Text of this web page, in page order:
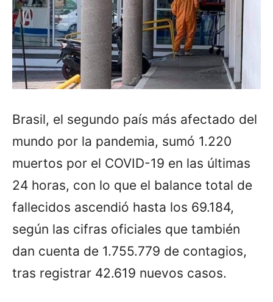
Brasil, el segundo país más afectado del
mundo por la pandemia, sumó 1.220
muertos por el COVID-19 en las últimas
24 horas, con lo que el balance total de
fallecidos ascendió hasta los 69.184,
según las cifras oficiales que también
dan cuenta de 1.755.779 de contagios,
tras registrar 42.619 nuevos casos.